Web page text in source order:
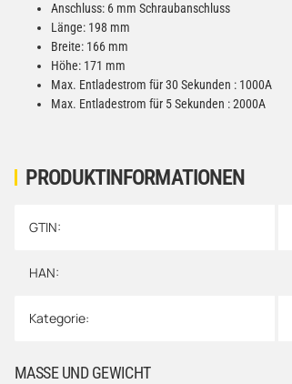
PRODUKTINFORMATIONEN
Produkteigenschaft
Wert
GTIN:
HAN:
Kategorie:
MASSE UND GEWICHT
Anschluss: 6 mm Schraubanschluss
Länge: 198 mm
Breite: 166 mm
Höhe: 171 mm
Max. Entladestrom für 30 Sekunden : 1000A
Max. Entladestrom für 5 Sekunden : 2000A